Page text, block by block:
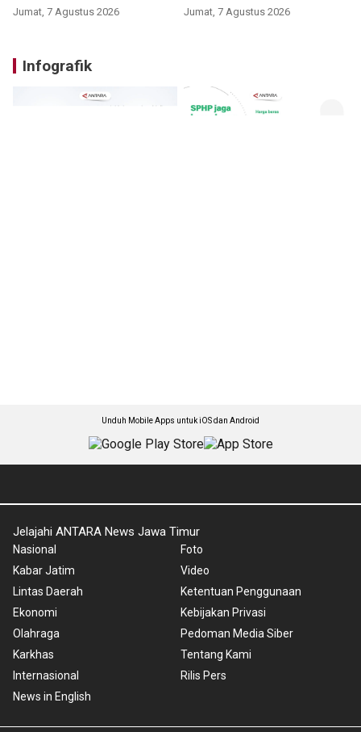
Jumat, 7 Agustus 2026 Jumat, 7 Agustus 2026
Infografik
Unduh Mobile Apps untuk iOS dan Android
Jelajahi ANTARA News Jawa Timur
Nasional
Kabar Jatim
Lintas Daerah
Ekonomi
Olahraga
Karkhas
Internasional
News in English
Foto
Video
Ketentuan Penggunaan
Kebijakan Privasi
Pedoman Media Siber
Tentang Kami
Rilis Pers